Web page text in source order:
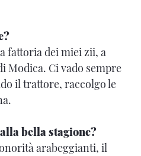
fattoria dei miei zii, a
Modica. Ci vado sempre
il trattore, raccolgo le
bella stagione?
arabeggianti, il